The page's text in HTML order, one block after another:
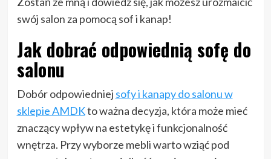
swój salon za pomocą sof i kanap!
Jak dobrać odpowiednią sofę do
salonu
Dobór odpowiedniej sofy i kanapy do salonu w
sklepie AMDKto ważna decyzja, która może mieć
znaczący wpływ na estetykę i funkcjonalność
wnętrza. Przy wyborze mebli warto wziąć pod